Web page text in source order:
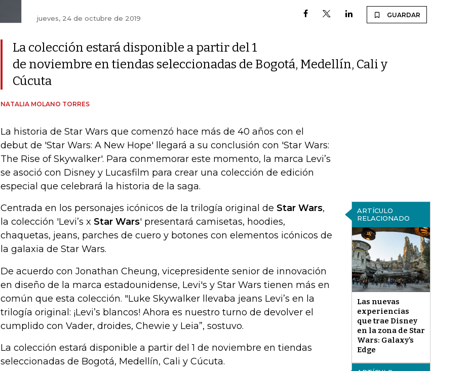
jueves, 24 de octubre de 2019 GUARDAR
La colección estará disponible a partir del 1
de noviembre en tiendas seleccionadas de Bogotá, Medellín, Cali y
Cúcuta
NATALIA MOLANO TORRES
La historia de Star Wars que comenzó hace más de 40 años con el
debut de 'Star Wars: A New Hope' llegará a su conclusión con 'Star Wars:
The Rise of Skywalker'. Para conmemorar este momento, la marca Levi’s
se asoció con Disney y Lucasfilm para crear una colección de edición
especial que celebrará la historia de la saga.
ARTÍCULO
RELACIONADO
Las nuevas
experiencias
que trae Disney
en la zona de Star
Wars: Galaxy’s
Edge
Centrada en los personajes icónicos de la trilogía original de Star Wars,
la colección 'Levi’s x Star Wars' presentará camisetas, hoodies,
chaquetas, jeans, parches de cuero y botones con elementos icónicos de
la galaxia de Star Wars.
De acuerdo con Jonathan Cheung, vicepresidente senior de innovación
en diseño de la marca estadounidense, Levi's y Star Wars tienen más en
común que esta colección. "Luke Skywalker llevaba jeans Levi’s en la
trilogía original: ¡Levi’s blancos! Ahora es nuestro turno de devolver el
cumplido con Vader, droides, Chewie y Leia”, sostuvo.
La colección estará disponible a partir del 1 de noviembre en tiendas
seleccionadas de Bogotá, Medellín, Cali y Cúcuta.